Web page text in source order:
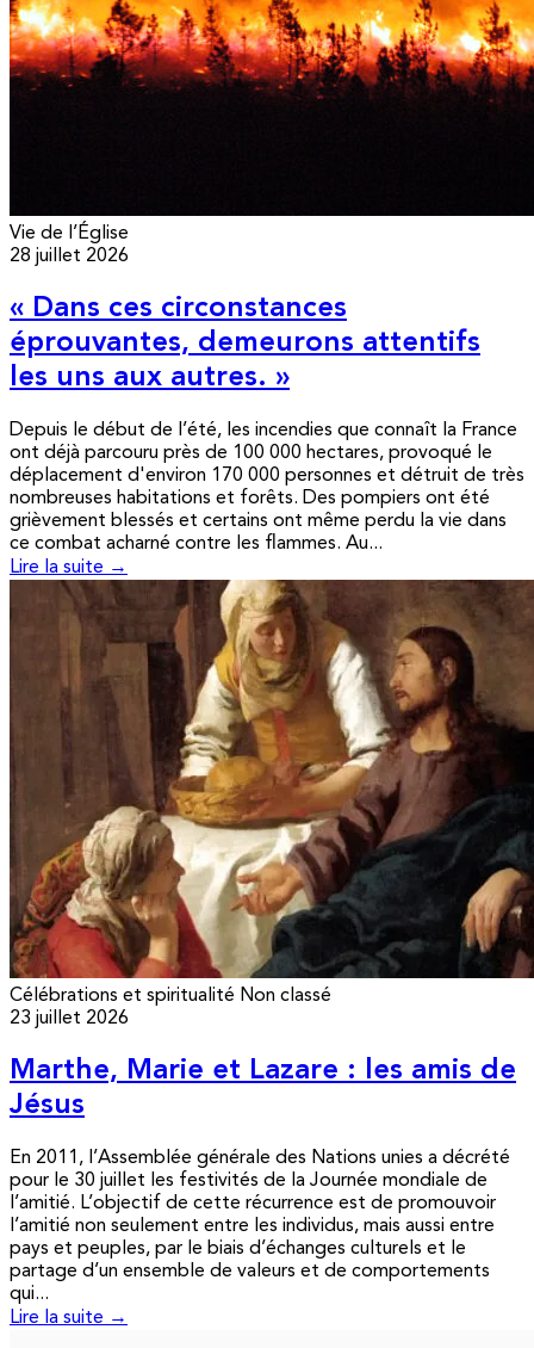
Vie de l’Église
28 juillet 2026
« Dans ces circonstances
éprouvantes, demeurons attentifs
les uns aux autres. »
Depuis le début de l’été, les incendies que connaît la France
ont déjà parcouru près de 100 000 hectares, provoqué le
déplacement d'environ 170 000 personnes et détruit de très
nombreuses habitations et forêts. Des pompiers ont été
grièvement blessés et certains ont même perdu la vie dans
ce combat acharné contre les flammes. Au...
Lire la suite →
Célébrations et spiritualité Non classé
23 juillet 2026
Marthe, Marie et Lazare : les amis de
Jésus
En 2011, l’Assemblée générale des Nations unies a décrété
pour le 30 juillet les festivités de la Journée mondiale de
l’amitié. L’objectif de cette récurrence est de promouvoir
l’amitié non seulement entre les individus, mais aussi entre
pays et peuples, par le biais d’échanges culturels et le
partage d’un ensemble de valeurs et de comportements
qui...
Lire la suite →